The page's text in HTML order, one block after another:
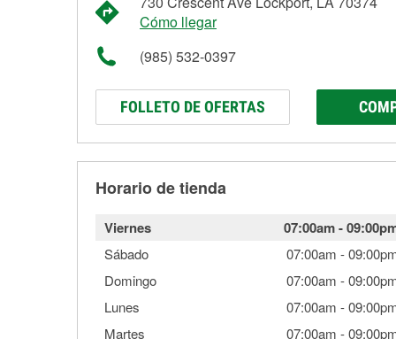
Cómo llegar
(985) 532-0397
FOLLETO DE OFERTAS
Horario de tienda
Viernes 07:00am-
Sábado 07:00am -
Domingo
07:00am -
Lunes
07:00am -
Martes
07:00am -